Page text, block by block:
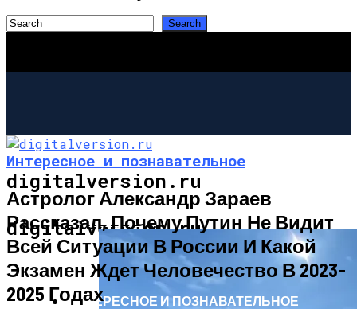
digitalversion.ru
digitalversion.ru
АВТО МОТО
ИНТЕРЕСНОЕ И ПОЗНАВАТЕЛЬНОЕ
Интересное и познавательное
Астролог Александр Зараев
Рассказал, Почему Путин Не Видит
Всей Ситуации В России И Какой
Экзамен Ждет Человечество В 2023-
2025 Годах